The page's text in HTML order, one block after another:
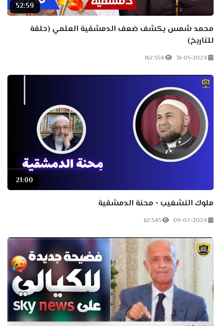
52:59
محمد شمس يكشف ضعف الدمشقية العلمي (حلقة
للتاريخ)
31-05-2024
162.554
21:00
ملوك التشغيب - محنة الدمشقية
09-07-2024
62.543